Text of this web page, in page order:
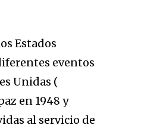
Estados
eventos
Unidas (
en 1948 y
al servicio de